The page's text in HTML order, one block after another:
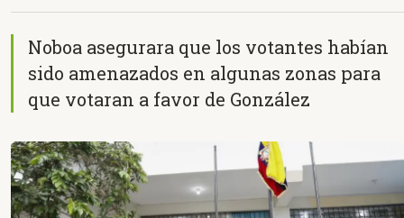
Noboa asegurara que los votantes habían
sido amenazados en algunas zonas para
que votaran a favor de González